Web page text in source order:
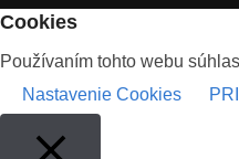
Cookies
Používaním tohto webu
Nastavenie Cookies